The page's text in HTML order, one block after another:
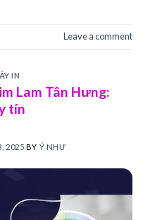
Leave a comment
IN
Lam Tân Hưng:
tín
2025 BY Ý NHƯ